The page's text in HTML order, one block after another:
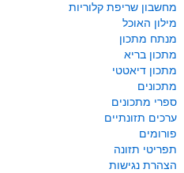
מחשבון שריפת קלוריות
מילון האוכל
מנתח מתכון
מתכון בריא
מתכון דיאטטי
מתכונים
ספרי מתכונים
ערכים תזונתיים
פורומים
תפריטי תזונה
הצהרת נגישות